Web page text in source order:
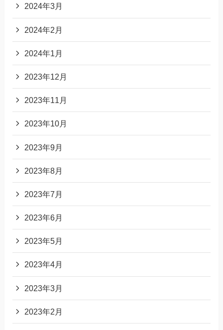
2024年3月
2024年2月
2024年1月
2023年12月
2023年11月
2023年10月
2023年9月
2023年8月
2023年7月
2023年6月
2023年5月
2023年4月
2023年3月
2023年2月